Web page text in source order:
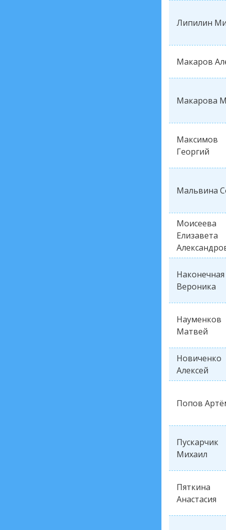
Липилин
Макаров
Макарова
Максимов
Георгий
Мальвина
Моисеева
Елизавета
Наконечная
Вероника
Науменков
Матвей
Новиченко
Алексей
Попов
Пускарчик
Михаил
Пяткина
Анастасия